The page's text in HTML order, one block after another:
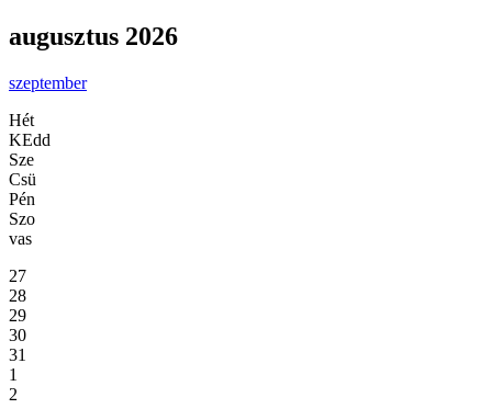
augusztus 2026
szeptember
Hét
KEdd
Sze
Csü
Pén
Szo
vas
27
28
29
30
31
1
2